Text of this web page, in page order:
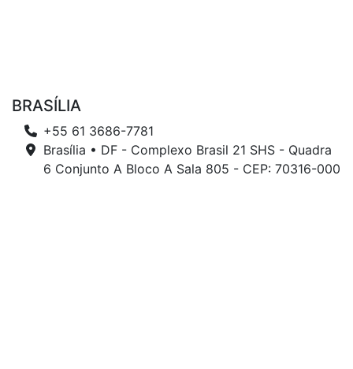
BRASÍLIA
+55 61 3686-7781
Brasília • DF - Complexo Brasil 21 SHS - Quadra
6 Conjunto A Bloco A Sala 805 - CEP: 70316-000